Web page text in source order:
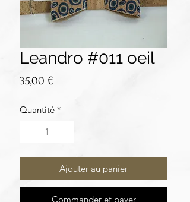
Leandro #011 oeil
35,00 €
Quantité *
Ajouter au panier
Commander et payer